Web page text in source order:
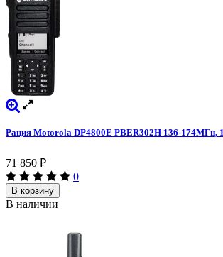
Рация Motorola DP4800E PBER302H 136-174МГц,
71 850 ₽
0
В корзину
В наличии